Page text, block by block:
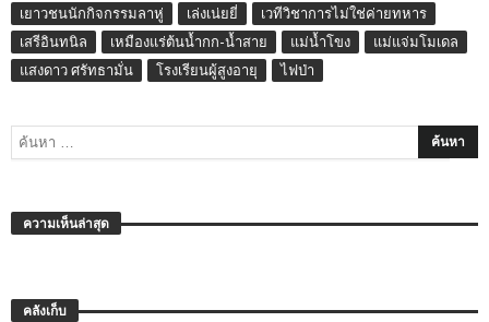
เยาวชนนักกิจกรรมลาหู่
เล่งเน่ยยี่
เวทีวิชาการไม่ใช่ค่ายทหาร
เสรีอินทนิล
เหมืองแร่ต้นน้ำกก-น้ำสาย แม่น้ำโขง
แม่แจ่มโมเดล
แสงดาว ศรัทธามั่น
โรงเรียนผู้สูงอายุ ไฟป่า
ความเห็นล่าสุด
คลังเก็บ